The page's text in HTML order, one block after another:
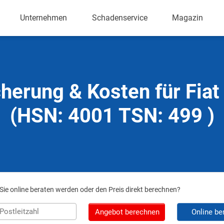
Unternehmen Schadenservice Magazin
& Kosten für Fiat
(HSN: 4001 TSN: 499 )
online beraten werden oder den Preis direkt berechnen?
Angebot berechnen Online